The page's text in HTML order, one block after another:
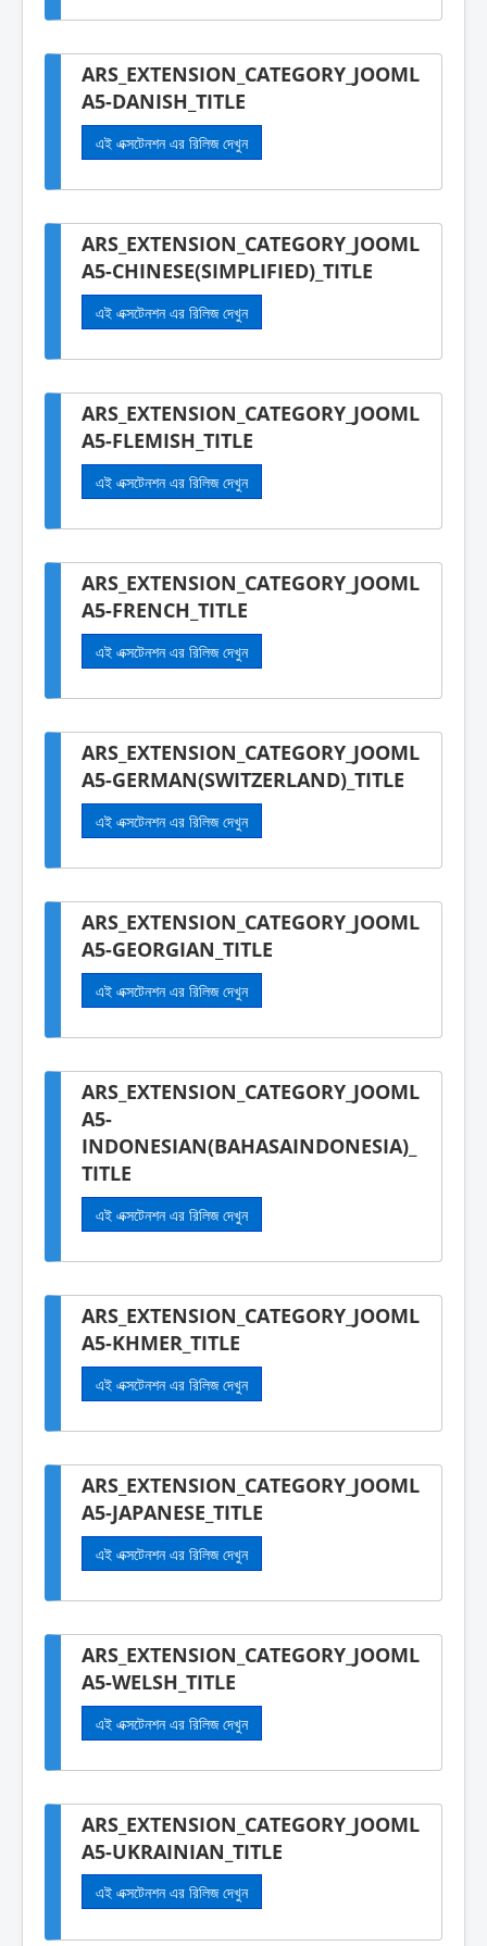
ARS_EXTENSION_CATEGORY_JOOML
A5-DANISH_TITLE
এই এক্সটেনশন এর রিলিজ দেখুন
ARS_EXTENSION_CATEGORY_JOOML
A5-CHINESE(SIMPLIFIED)_TITLE
এই এক্সটেনশন এর রিলিজ দেখুন
ARS_EXTENSION_CATEGORY_JOOML
A5-FLEMISH_TITLE
এই এক্সটেনশন এর রিলিজ দেখুন
ARS_EXTENSION_CATEGORY_JOOML
A5-FRENCH_TITLE
এই এক্সটেনশন এর রিলিজ দেখুন
ARS_EXTENSION_CATEGORY_JOOML
A5-GERMAN(SWITZERLAND)_TITLE
এই এক্সটেনশন এর রিলিজ দেখুন
ARS_EXTENSION_CATEGORY_JOOML
A5-GEORGIAN_TITLE
এই এক্সটেনশন এর রিলিজ দেখুন
ARS_EXTENSION_CATEGORY_JOOML
A5-
INDONESIAN(BAHASAINDONESIA)_
TITLE
এই এক্সটেনশন এর রিলিজ দেখুন
ARS_EXTENSION_CATEGORY_JOOML
A5-KHMER_TITLE
এই এক্সটেনশন এর রিলিজ দেখুন
ARS_EXTENSION_CATEGORY_JOOML
A5-JAPANESE_TITLE
এই এক্সটেনশন এর রিলিজ দেখুন
ARS_EXTENSION_CATEGORY_JOOML
A5-WELSH_TITLE
এই এক্সটেনশন এর রিলিজ দেখুন
ARS_EXTENSION_CATEGORY_JOOML
A5-UKRAINIAN_TITLE
এই এক্সটেনশন এর রিলিজ দেখুন